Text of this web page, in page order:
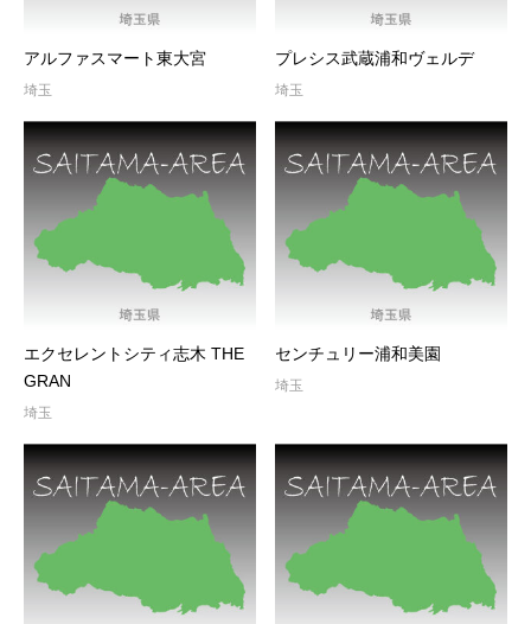
アルファスマート東大宮
埼玉
プレシス武蔵浦和ヴェルデ
埼玉
エクセレントシティ志木 THE
GRAN
埼玉
センチュリー浦和美園
埼玉
お問い合わせ